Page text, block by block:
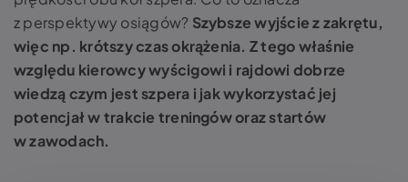
z perspektywy osiągów? Szybsze wyjście z zakrętu,
więc np. krótszy czas okrążenia. Z tego właśnie
względu kierowcy wyścigowi i rajdowi dobrze
wiedzączym jest szpera i jak wykorzystać jej
potencjał w trakcie treningów oraz startów
w zawodach.